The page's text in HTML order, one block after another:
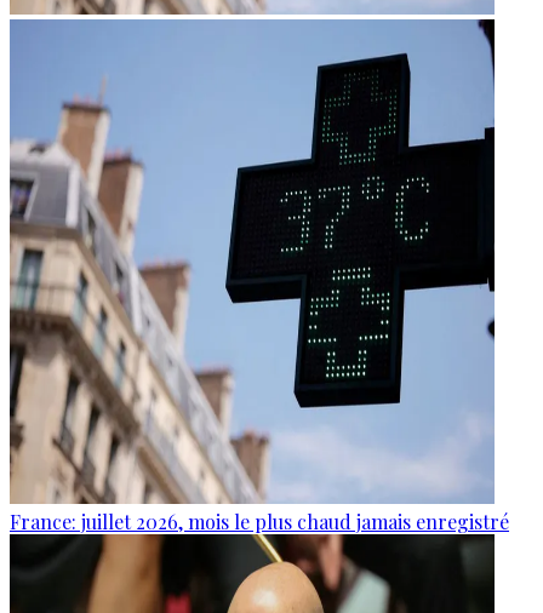
France: juillet 2026, mois le plus chaud jamais enregistré